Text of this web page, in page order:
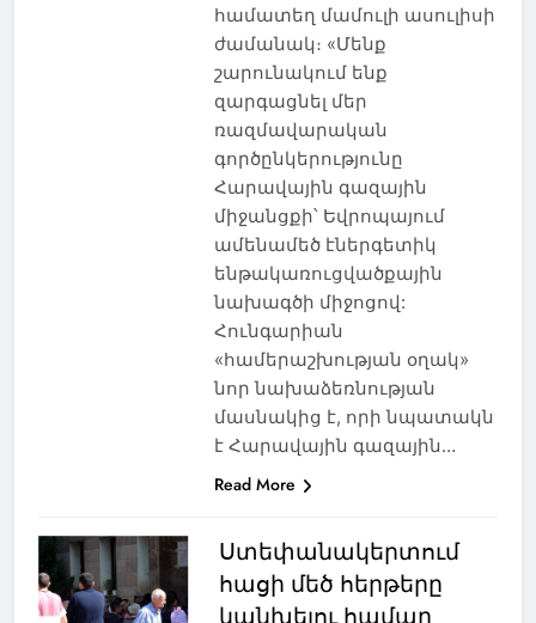
համատեղ մամուլի ասուլիսի
ժամանակ։ «Մենք
շարունակում ենք
զարգացնել մեր
ռազմավարական
գործընկերությունը
Հարավային գազային
միջանցքի՝ Եվրոպայում
ամենամեծ էներգետիկ
ենթակառուցվածքային
նախագծի միջոցով:
Հունգարիան
«համերաշխության օղակ»
նոր նախաձեռնության
մասնակից է, որի նպատակն
է Հարավային գազային…
Read More
Ստեփանակերտում
հացի մեծ հերթերը
կանխելու համար